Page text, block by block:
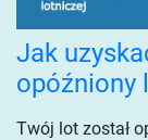
Jak
opóźniony
Twój lot został